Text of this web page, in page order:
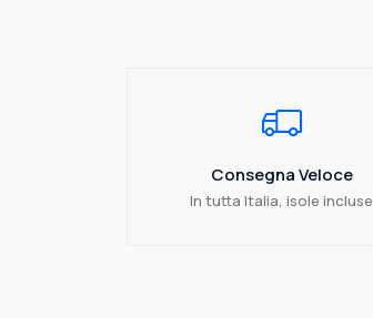
Consegna Veloce
In tutta Italia, isole incluse